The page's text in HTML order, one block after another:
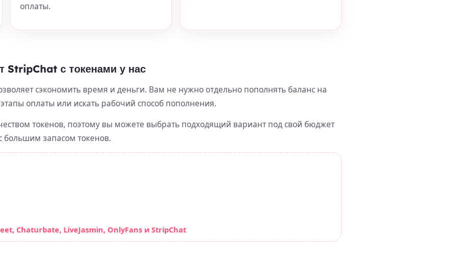
оплаты.
StripChat с токенами у нас
сэкономить время и деньги. Вам не нужно отдельно пополнять баланс на
оплаты или искать рабочий способ пополнения.
токенов, поэтому вы можете выбрать подходящий вариант под свой бюджет
большим запасом токенов.
Chaturbate, LiveJasmin, OnlyFans и StripChat